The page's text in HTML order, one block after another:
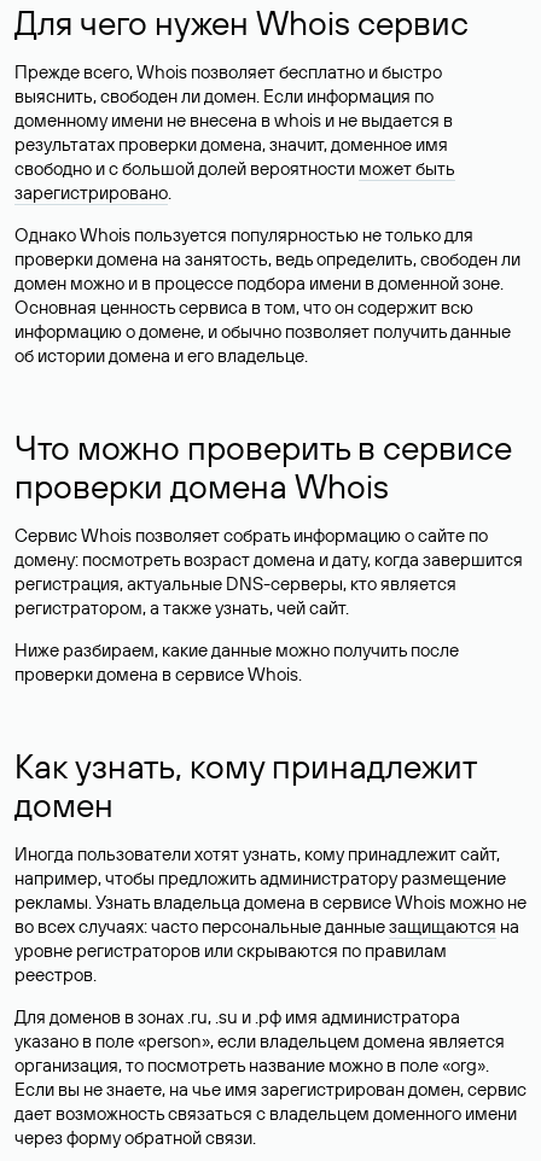
Для чего нужен Whois сервис
Прежде всего, Whois позволяет бесплатно и быстро
выяснить, свободен ли домен. Если информация по
доменному имени не внесена в whois и не выдается в
результатах проверки домена, значит, доменное имя
свободно и с большой долей вероятности может быть
зарегистрировано.
Однако Whois пользуется популярностью не только для
проверки домена на занятость, ведь определить, свободен ли
домен можно и в процессе подбора имени в доменной зоне.
Основная ценность сервиса в том, что он содержит всю
информацию о домене, и обычно позволяет получить данные
об истории домена и его владельце.
Что можно проверить в сервисе
проверки домена Whois
Сервис Whois позволяет собрать информацию о сайте по
домену: посмотреть возраст домена и дату, когда завершится
регистрация, актуальные DNS-серверы, кто является
регистратором, а также узнать, чей сайт.
Ниже разбираем, какие данные можно получить после
проверки домена в сервисе Whois.
Как узнать, кому принадлежит
домен
Иногда пользователи хотят узнать, кому принадлежит сайт,
например, чтобы предложить администратору размещение
рекламы. Узнать владельца домена в сервисе Whois можно не
во всех случаях: часто персональные данныезащищаются на
уровне регистраторов или скрываются по правилам
реестров.
Для доменов в зонах .ru, .su и .рф имя администратора
указано в поле «person», если владельцем домена является
организация, то посмотреть название можно в поле «org».
Если вы не знаете, на чье имя зарегистрирован домен, сервис
дает возможность связаться с владельцем доменного имени
через форму обратной связи.